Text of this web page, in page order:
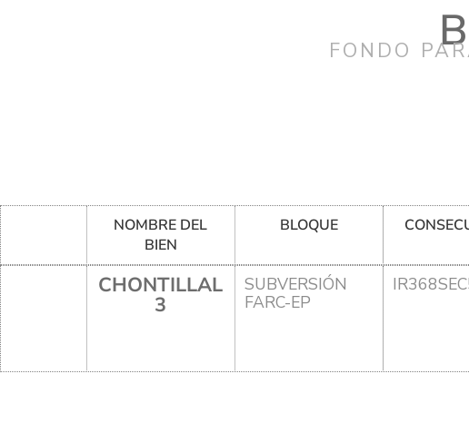
FONDO
NOMBRE DEL
BIEN
BLOQUE
CHONTILLAL
3
SUBVERSIÓN
FARC-EP